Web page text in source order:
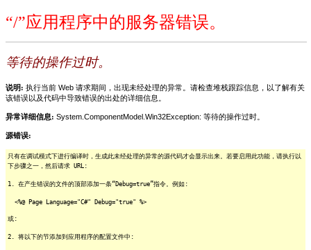
“/”应用程序中的服务器错误。
等待的操作过时。
说明: 执行当前 Web 请求期间，出现未经处理的异常。请检查堆栈跟踪信息，以了解有关
该错误以及代码中导致错误的出处的详细信息。
异常详细信息: System.ComponentModel.Win32Exception: 等待的操作过时。
源错误:
只有在调试模式下进行编译时，生成此未经处理的异常的源代码才会显示出来。若要启用此功能，请执行以
下步骤之一，然后请求 URL:
1. 在产生错误的文件的顶部添加一条“Debug=true”指令。例如:
<%@ Page Language="C#" Debug="true" %>
或:
2. 将以下的节添加到应用程序的配置文件中: